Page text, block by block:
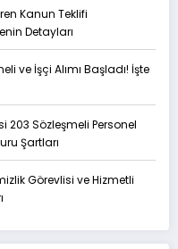
Kanun Teklifi
Detayları
ve İşçi Alımı Başladı! İşte
203 Sözleşmeli Personel
Şartları
Görevlisi ve Hizmetli